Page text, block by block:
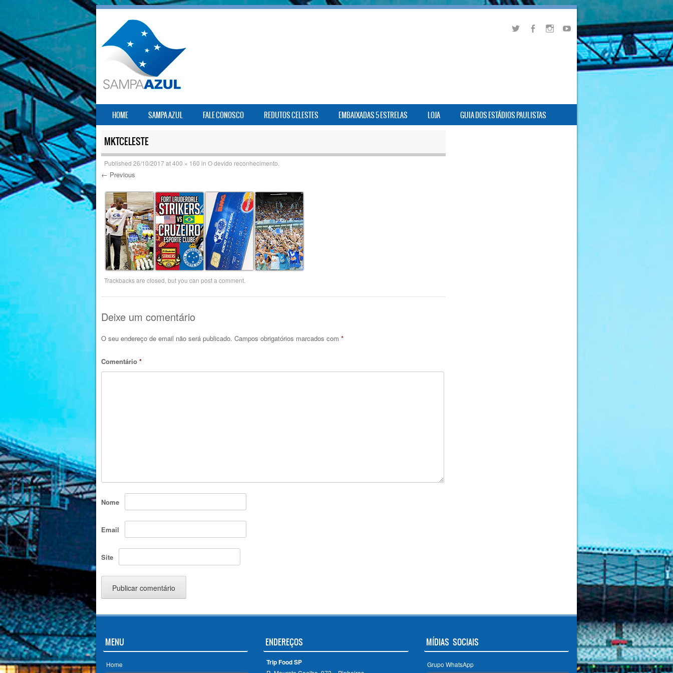
MENU
SKIP TO CONTENT
HOME SAMPA AZUL FALE CONOSCO REDUTOS CELESTES EMBAIXADAS 5 ESTRELAS LOJA GUIA DOS ESTÁDIOS PAULISTAS
MKTCELESTE
Published 26/10/2017at400 × 160 in O devido reconhecimento.
← Previous
Trackbacks are closed, but you can post a comment.
Deixe um comentário
O seu endereço de email não será publicado. Campos obrigatórios marcados com *
Comentário *
Nome
Email
Site
MENU
Home
ENDEREÇOS
Trip Food SP
MÍDIAS SOCIAIS
Grupo WhatsApp